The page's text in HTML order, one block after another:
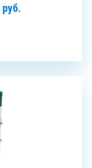
руб.